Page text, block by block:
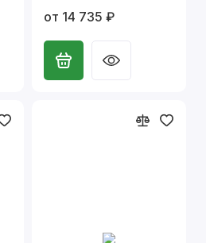
от 14 735 ₽